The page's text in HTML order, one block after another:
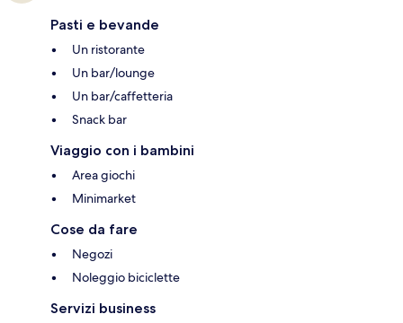
Pasti e bevande
Un ristorante
Un bar/lounge
Un bar/caffetteria
Snack bar
Viaggio con i bambini
Area giochi
Minimarket
Cose da fare
Negozi
Noleggio biciclette
Servizi business